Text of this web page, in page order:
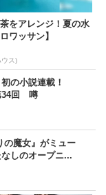
をアレンジ！夏の水
ワッサン】
ウス)
の小説連載！
34回 噂
の魔女』がミュー
しのオープニ...